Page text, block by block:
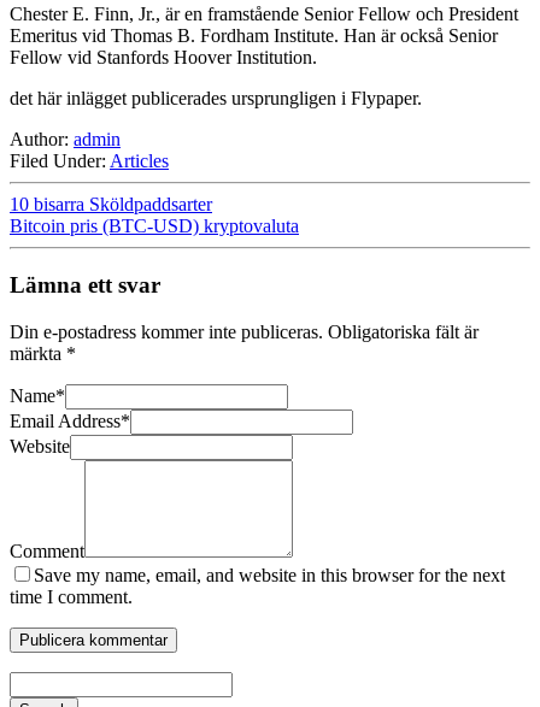
Chester E. Finn, Jr., är en framstående Senior Fellow och President
Emeritus vid Thomas B. Fordham Institute. Han är också Senior
Fellow vid Stanfords Hoover Institution.
det här inlägget publicerades ursprungligen i Flypaper.
Author: admin
Filed Under: Articles
10 bisarra Sköldpaddsarter
Bitcoin pris (BTC-USD) kryptovaluta
Lämna ett svar
Din e-postadress kommer inte publiceras. Obligatoriska fält är
märkta *
Name*
Email Address*
Website
Comment
Save my name, email, and website in this browser for the next
time I comment.